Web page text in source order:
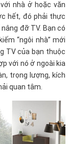
nhà ở hoặc văn
hết, đó phải thực
đỡ TV. Bạn có
“ngôi nhà” mới
TV của bạn thuộc
với nó ở ngoài kia
trọng lượng, kích
quan tâm.